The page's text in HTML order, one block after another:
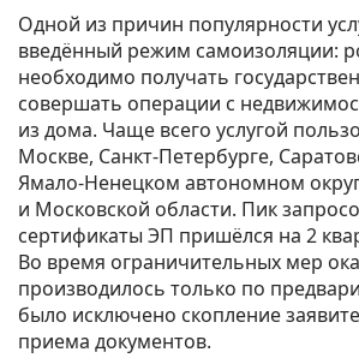
Одной из причин популярности
введённый режим самоизоляции:
необходимо получать
совершать операции с
из дома. Чаще всего услугой
Москве, Санкт-Петербурге,
Ямало-Ненецком автономном
и Московской области. Пик
сертификаты ЭП пришёлся на 2
Во время ограничительных мер
производилось только по
было исключено скопление
приема документов.